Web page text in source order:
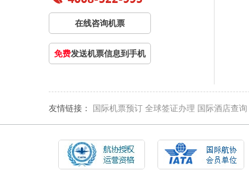
在线咨询机票
免费发送机票信息到手机
友情链接： 国际机票预订 全球签证办理 国际酒店查询